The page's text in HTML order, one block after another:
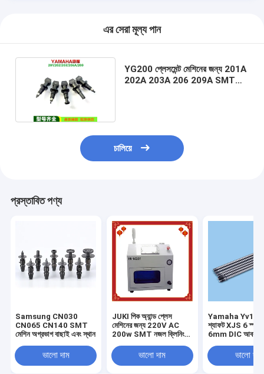
এর সেরা মূল্য পান
YG200 প্লেসমেন্ট মেশিনের জন্য 201A
202A 203A 206 209A SMT
চালিয়ে
প্রস্তাবিত পণ্য
Samsung CN030
CN065 CN140 SMT
মেশিন অগ্রভাগ বাছাই এবং স্থান
ভালো দাম
JUKI পিক অ্যান্ড প্লেস
মেশিনের জন্য 220V AC
200w SMT নজল ক্লিনিং
ভালো দাম
Yamaha Yv100
শ্যাফট XJS 6
6mm DIC আবরণ
ভালো দাম